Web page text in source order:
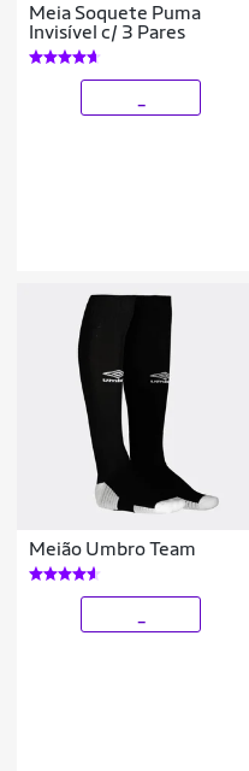
Meia Soquete Puma
Invisível c/ 3 Pares
Meião Umbro Team